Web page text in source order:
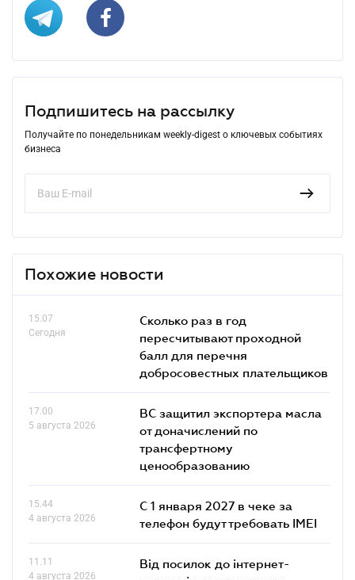
Подпишитесь на рассылку
Получайте по понедельникам weekly-digest о ключевых событиях
бизнеса
Похожие новости
15.07
Сегодня
Сколько раз в год
пересчитывают проходной
балл для перечня
добросовестных плательщиков
17.00
5 августа 2026
ВС защитил экспортера масла
от доначислений по
трансфертному
ценообразованию
15.44
4 августа 2026
С 1 января 2027 в чеке за
телефон будут требовать IMEI
11.11
4 августа 2026
Від посилок до інтернет-